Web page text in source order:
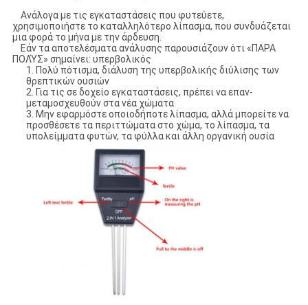
Ανάλογα με τις εγκαταστάσεις που φυτεύετε,
χρησιμοποιήστε το καταλληλότερο λίπασμα, που συνδυάζεται
μια φορά το μήνα με την άρδευση.
Εάν τα αποτελέσματα ανάλυσης παρουσιάζουν ότι «ΠΑΡΑ
ΠΟΛΎΣ» σημαίνει: υπερβολικός
1. Πολύ πότισμα, διάλυση της υπερβολικής διύλισης των
θρεπτικών ουσιών
2. Για τις σε δοχείο εγκαταστάσεις, πρέπει να επαν-
μεταμοσχευθούν στα νέα χώματα
3. Μην εφαρμόστε οποιοδήποτε λίπασμα, αλλά μπορείτε να
προσθέσετε τα περιττώματα στο χώμα, το λίπασμα, τα
υπολείμματα φυτών, τα φύλλα και άλλη οργανική ουσία